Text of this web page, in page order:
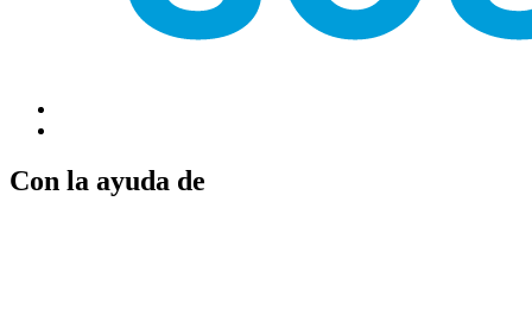
Con la ayuda de